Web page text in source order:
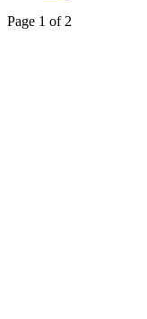
Page 1 of 2